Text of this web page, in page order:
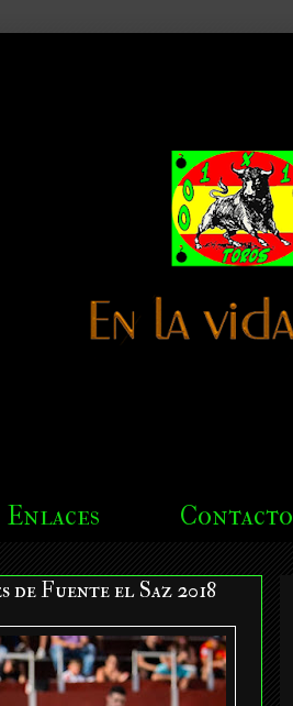
Enlaces Contacto
Fuente el Saz 2018